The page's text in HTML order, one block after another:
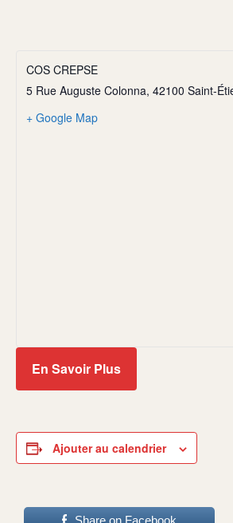
COS CREPSE
5 Rue Auguste Colonna, 42100 Saint-
+ Google Map
En Savoir Plus
Ajouter au calendrier
Share on Facebook